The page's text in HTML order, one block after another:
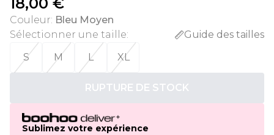
Couleur: Bleu Moyen
Sélectionner une taille:
Guide des tailles
S
M L XL
RUPTURE DE STOCK
Sublimez votre expérience